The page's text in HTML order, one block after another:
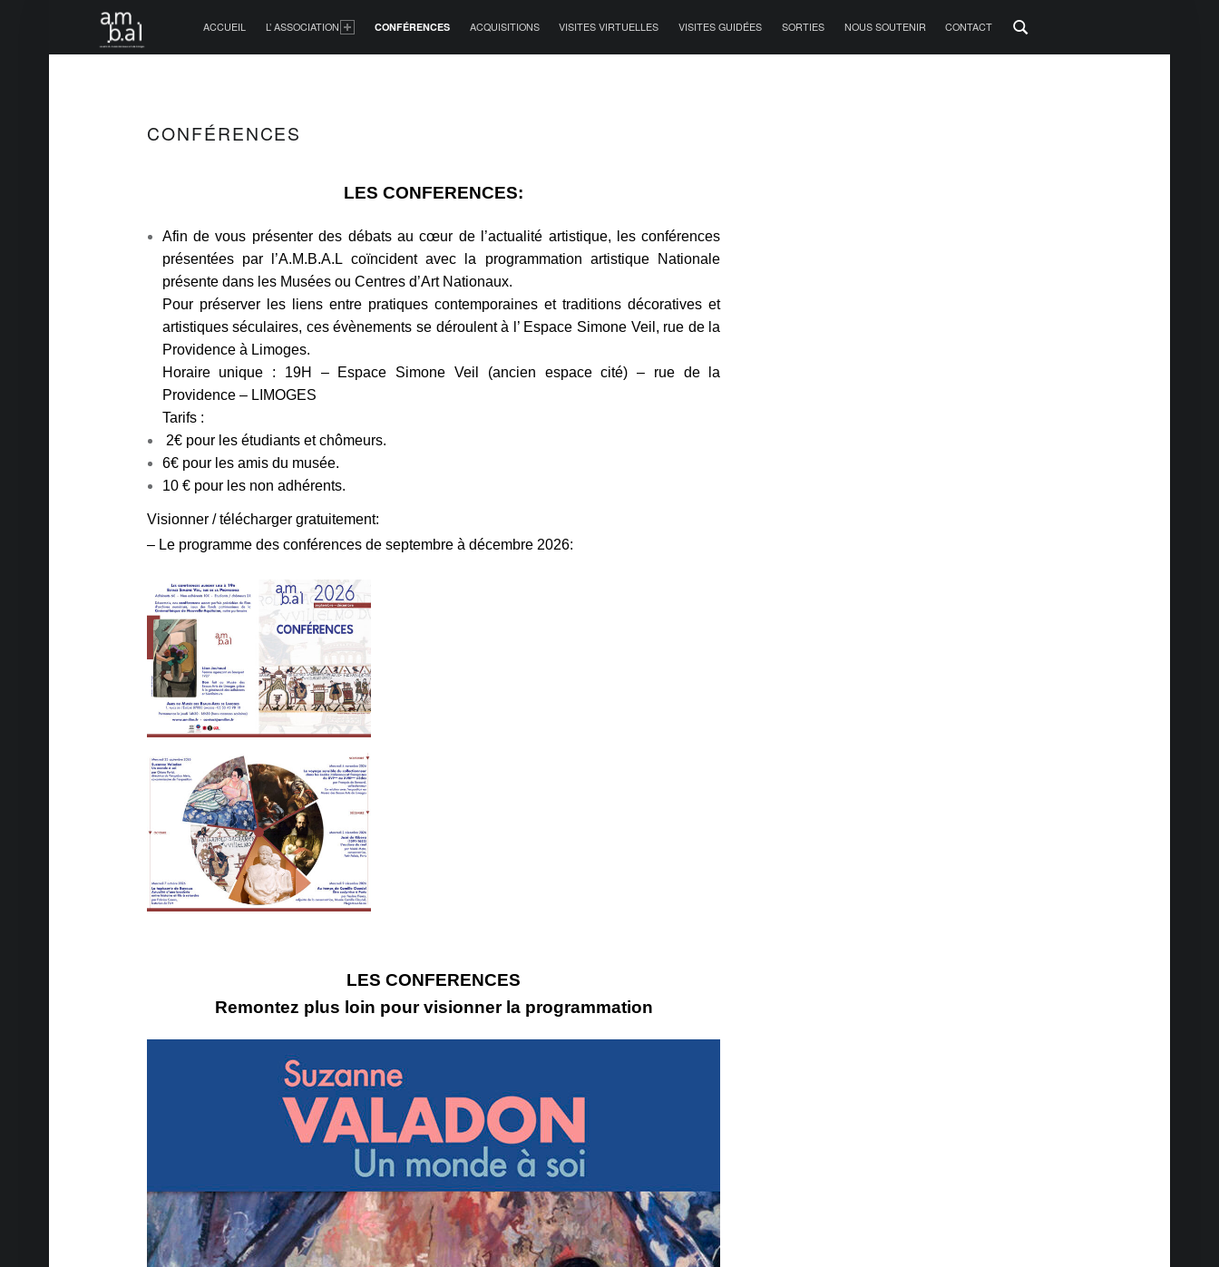
ACCUEIL L’ ASSOCIATION CONFÉRENCES ACQUISITIONS VISITES VIRTUELLES VISITES GUIDÉES SORTIES NOUS SOUTENIR CONTACT
CONFÉRENCES
LES CONFERENCES:
Afin de vous présenter des débats au cœur de l’actualité artistique, les conférences
présentées par l’A.M.B.A.L coïncident avec la programmation artistique Nationale
présente dans les Musées ou Centres d’Art Nationaux.
Pour préserver les liens entre pratiques contemporaines et traditions décoratives et
artistiques séculaires, ces évènements se déroulent à l’ Espace Simone Veil, rue de la
Providence à Limoges.
Horaire unique : 19H – Espace Simone Veil (ancien espace cité) – rue de la
Providence – LIMOGES
Tarifs :
2€ pour les étudiants et chômeurs.
6€ pour les amis du musée.
10 € pour les non adhérents.
Visionner / télécharger gratuitement:
– Le programme des conférences de septembre à décembre 2026:
LES CONFERENCES
Remontez plus loin pour visionner la programmation